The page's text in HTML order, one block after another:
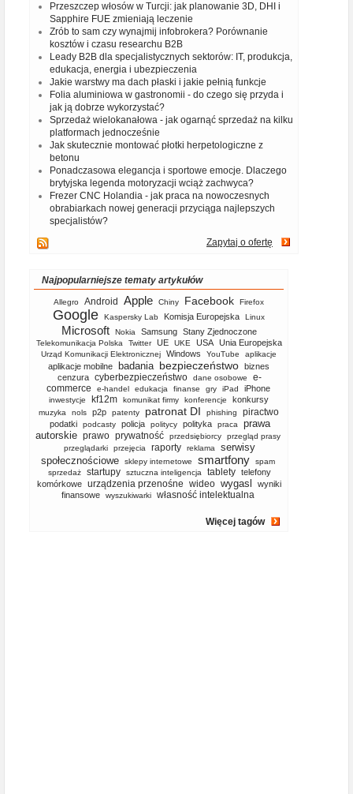
Przeszczep włosów w Turcji: jak planowanie 3D, DHI i
Sapphire FUE zmieniają leczenie
Zrób to sam czy wynajmij infobrokera? Porównanie
kosztów i czasu researchu B2B
Leady B2B dla specjalistycznych sektorów: IT, produkcja,
edukacja, energia i ubezpieczenia
Jakie warstwy ma dach płaski i jakie pełnią funkcje
Folia aluminiowa w gastronomii - do czego się przyda i
jak ją dobrze wykorzystać?
Sprzedaż wielokanałowa - jak ogarnąć sprzedaż na kilku
platformach jednocześnie
Jak skutecznie montować płotki herpetologiczne z
betonu
Ponadczasowa elegancja i sportowe emocje. Dlaczego
brytyjska legenda motoryzacji wciąż zachwyca?
Frezer CNC Holandia - jak praca na nowoczesnych
obrabiarkach nowej generacji przyciąga najlepszych
specjalistów?
Zapytaj o ofertę
Najpopularniejsze tematy artykułów
Allegro Android Apple Chiny Facebook Firefox
Google Kaspersky Lab Komisja Europejska Linux
Microsoft Nokia Samsung Stany Zjednoczone
Telekomunikacja Polska Twitter UE UKE USA Unia Europejska
Urząd Komunikacji Elektronicznej Windows YouTube aplikacje
aplikacje mobilne badania bezpieczeństwo biznes
cenzura cyberbezpieczeństwo dane osobowe
e-
commerce
e-handel edukacja finanse gry iPad iPhone
inwestycje kf12m komunikat firmy konferencje konkursy
muzyka nols p2p patenty patronat DI phishing piractwo
podatki podcasty policja politycy polityka praca
prawa
autorskie prawo prywatność przedsiębiorcy
przegląd prasy
przeglądarki
przejęcia raporty reklama
serwisy
społecznościowe
sklepy internetowe smartfony
spam
sprzedaż
startupy sztuczna inteligencja tablety telefony
komórkowe
urządzenia przenośne wideo wygasl
wyniki
finansowe
wyszukiwarki własność intelektualna
Więcej tagów